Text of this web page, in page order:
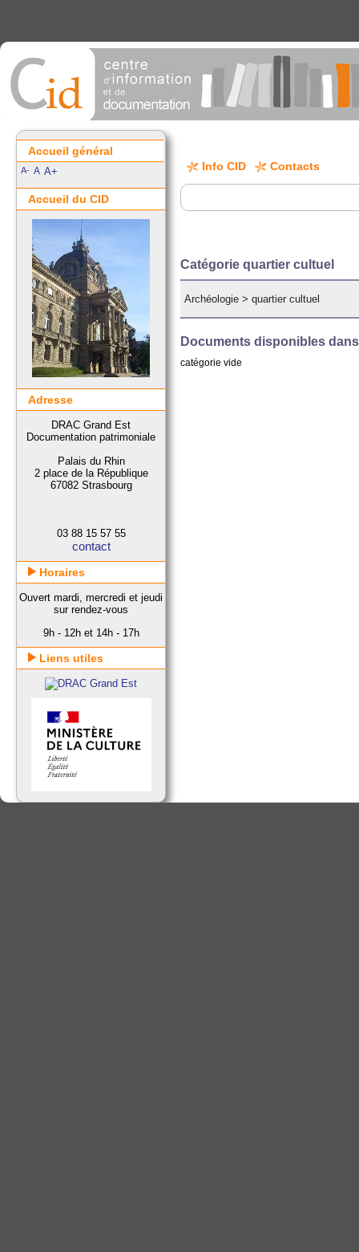
Info CID Contacts
Catégorie quartier cultuel
Archéologie >quartier cultuel
Documents disponibles
catégorie vide
Accueil général
A- A A+
Accueil du CID
Adresse
DRAC Grand Est
Documentation patrimoniale
Palais du Rhin
2 place de la République
67082 Strasbourg
03 88 15 57 55
contact
Horaires
Ouvert mardi, mercredi et jeudi
sur rendez-vous
9h - 12h et 14h - 17h
Liens utiles